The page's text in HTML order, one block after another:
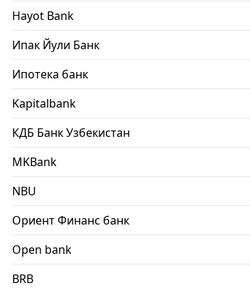
Hayot Bank
Ипак Йули Банк
Ипотека банк
Kapitalbank
КДБ Банк Узбекистан
MKBank
NBU
Ориент Финанс банк
Open bank
BRB